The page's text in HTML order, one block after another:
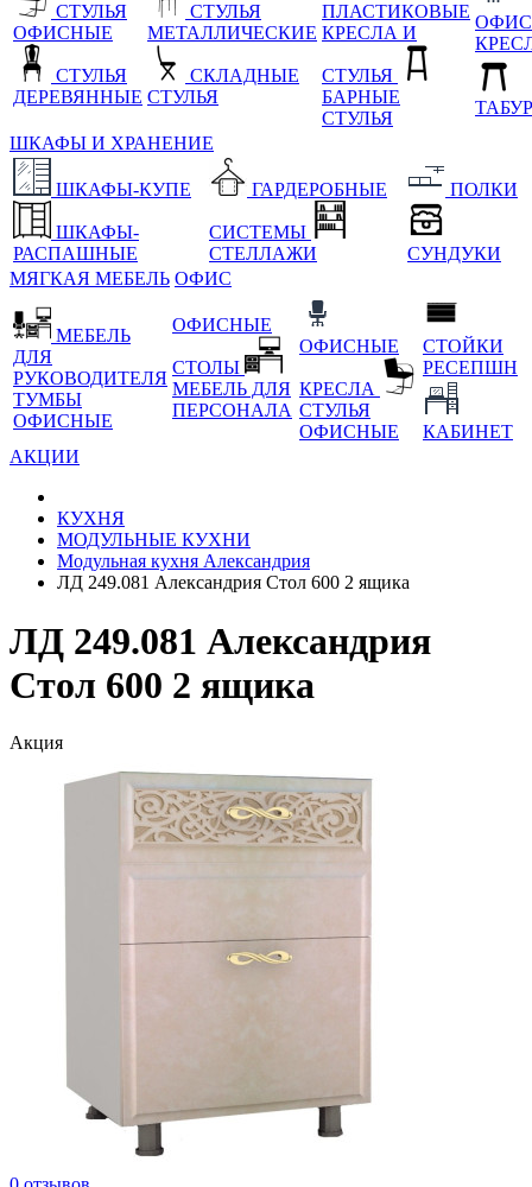
СТУЛЬЯ
ОФИСНЫЕ
СТУЛЬЯ
ДЕРЕВЯННЫЕ
СТУЛЬЯ
МЕТАЛЛИЧЕСКИЕ
СКЛАДНЫЕ
СТУЛЬЯ
ПЛАСТИКОВЫЕ
КРЕСЛА И
СТУЛЬЯ
БАРНЫЕ
СТУЛЬЯ
ШКАФЫ И ХРАНЕНИЕ
ШКАФЫ-КУПЕ
ШКАФЫ-
РАСПАШНЫЕ
ГАРДЕРОБНЫЕ
СИСТЕМЫ
СТЕЛЛАЖИ
ПОЛКИ
СУНДУКИ
МЯГКАЯ МЕБЕЛЬ ОФИС
МЕБЕЛЬ
ДЛЯ
РУКОВОДИТЕЛЯ
ТУМБЫ
ОФИСНЫЕ
ОФИСНЫЕ
СТОЛЫ
МЕБЕЛЬ ДЛЯ
ПЕРСОНАЛА
ОФИСНЫЕ
КРЕСЛА
СТУЛЬЯ
ОФИСНЫЕ
СТОЙКИ
РЕСЕПШН
КАБИНЕТ
АКЦИИ
КУХНЯ
МОДУЛЬНЫЕ КУХНИ
Модульная кухня Александрия
ЛД 249.081 Александрия Стол 600 2 ящика
ЛД 249.081 Александрия
Стол 600 2 ящика
Акция